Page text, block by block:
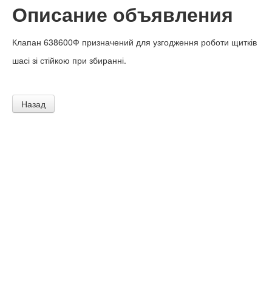
Описание объявления
Клапан 638600Ф призначений для узгодження роботи щитків
шасі зі стійкою при збиранні.
Назад